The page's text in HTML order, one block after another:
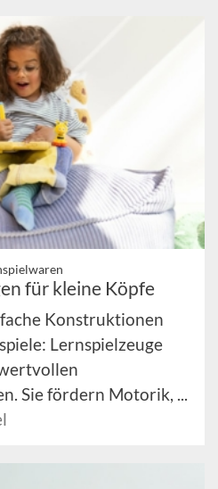
für kleine Köpfe
Konstruktionen
Lernspielzeuge
Sie fördern Motorik, ...